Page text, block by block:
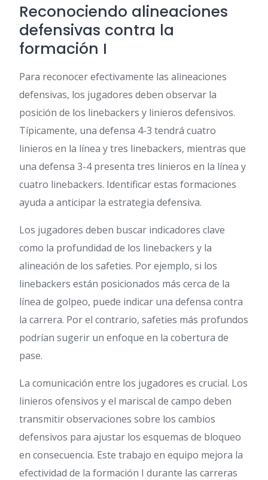
Reconociendo alineaciones
defensivas contra la
formación I
Para reconocer efectivamente las alineaciones
defensivas, los jugadores deben observar la
posición de los linebackers y linieros defensivos.
Típicamente, una defensa 4-3 tendrá cuatro
linieros en la línea y tres linebackers, mientras que
una defensa 3-4 presenta tres linieros en la línea y
cuatro linebackers. Identificar estas formaciones
ayuda a anticipar la estrategia defensiva.
Los jugadores deben buscar indicadores clave
como la profundidad de los linebackers y la
alineación de los safeties. Por ejemplo, si los
linebackers están posicionados más cerca de la
línea de golpeo, puede indicar una defensa contra
la carrera. Por el contrario, safeties más profundos
podrían sugerir un enfoque en la cobertura de
pase.
La comunicación entre los jugadores es crucial. Los
linieros ofensivos y el mariscal de campo deben
transmitir observaciones sobre los cambios
defensivos para ajustar los esquemas de bloqueo
en consecuencia. Este trabajo en equipo mejora la
efectividad de la formación I durante las carreras